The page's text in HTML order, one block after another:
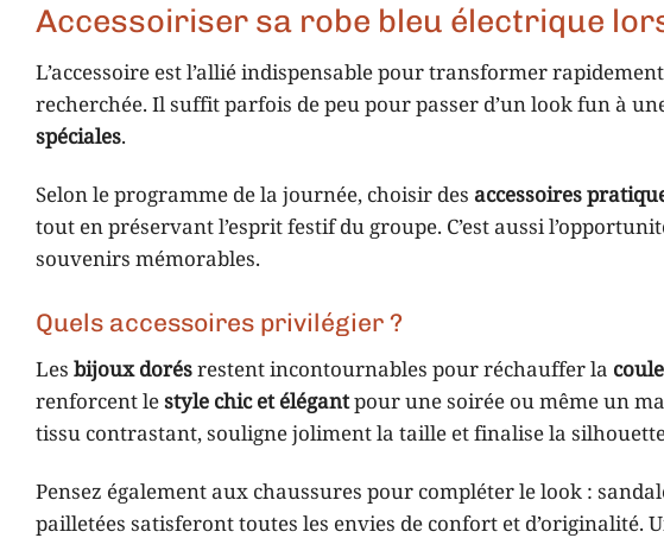
Accessoiriser sa robe bleu électrique
L’accessoire est l’allié indispensable pour transformer
recherchée. Il suffit parfois de peu pour passer d’un look fun à
spéciales.
Selon le programme de la journée, choisir des accessoires
tout en préservant l’esprit festif du groupe. C’est aussi
souvenirs mémorables.
Quels accessoires privilégier ?
Les bijoux dorésrestent incontournables pour réchauffer la
renforcent lestyle chic et élégantpour une soirée ou même un
tissu contrastant, souligne joliment la taille et finalise la
Pensez également aux chaussures pour compléter le look :
pailletées satisferont toutes les envies de confort et d’originalité.